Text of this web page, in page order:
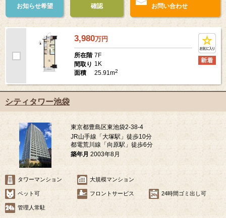
お知らせ希望
確認
お問い合わせ
3,980万円
所在階 7F
間取り 1K
面積
25.91m2
シティタワー池袋
東京都豊島区東池袋2-38-4
JR山手線「大塚駅」徒歩10分
都電荒川線「向原駅」徒歩6分
築年月 2003年8月
タワーマンション 大規模マンション
ペット可 フロントサービス 24時間ゴミ出し可
管理人常駐